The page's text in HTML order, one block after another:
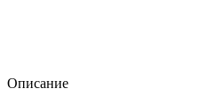
Описание